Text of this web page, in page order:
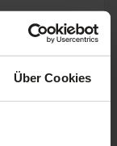
Über Cookies
1 Std. 13 Min.
timelapse
und